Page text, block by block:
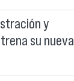
y
su nueva